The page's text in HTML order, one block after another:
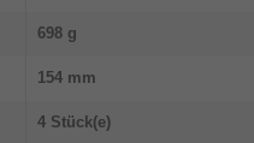
698 g
154 mm
4 Stück(e)